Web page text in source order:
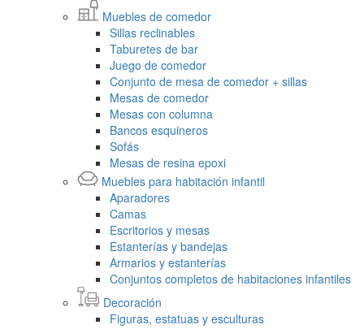
Muebles de comedor
Sillas reclinables
Taburetes de bar
Juego de comedor
Conjunto de mesa de comedor + sillas
Mesas de comedor
Mesas con columna
Bancos esquineros
Sofás
Mesas de resina epoxi
Muebles para habitación infantil
Aparadores
Camas
Escritorios y mesas
Estanterías y bandejas
Armarios y estanterías
Conjuntos completos de habitaciones infantiles
Decoración
Figuras, estatuas y esculturas